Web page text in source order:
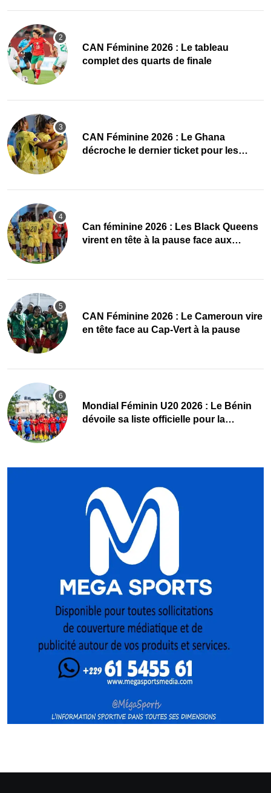
CAN Féminine 2026 : Le tableau
complet des quarts de finale
CAN Féminine 2026 : Le Ghana
décroche le dernier ticket pour les
‎Can féminine 2026 : Les Black Queens
virent en tête à la pause face aux
CAN Féminine 2026 : Le Cameroun vire
en tête face au Cap-Vert à la pause
Mondial Féminin U20 2026 : Le Bénin
dévoile sa liste officielle pour la